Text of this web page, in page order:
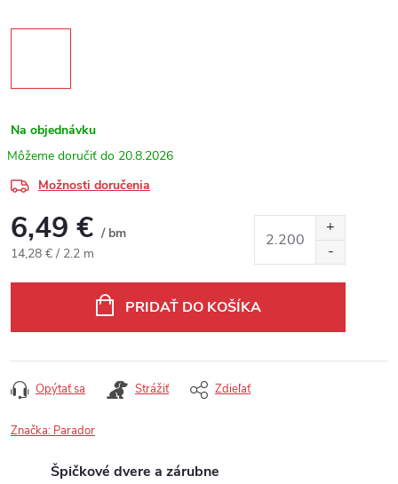
Na objednávku
20.8.2026
Možnosti doručenia
6,49 € / bm
Jednotková cena:
14,28 € / 2.2 m
PRIDAŤ DO KOŠÍKA
Opýtať sa Strážiť Zdieľať
Značka: Parador
Špičkové dvere a zárubne